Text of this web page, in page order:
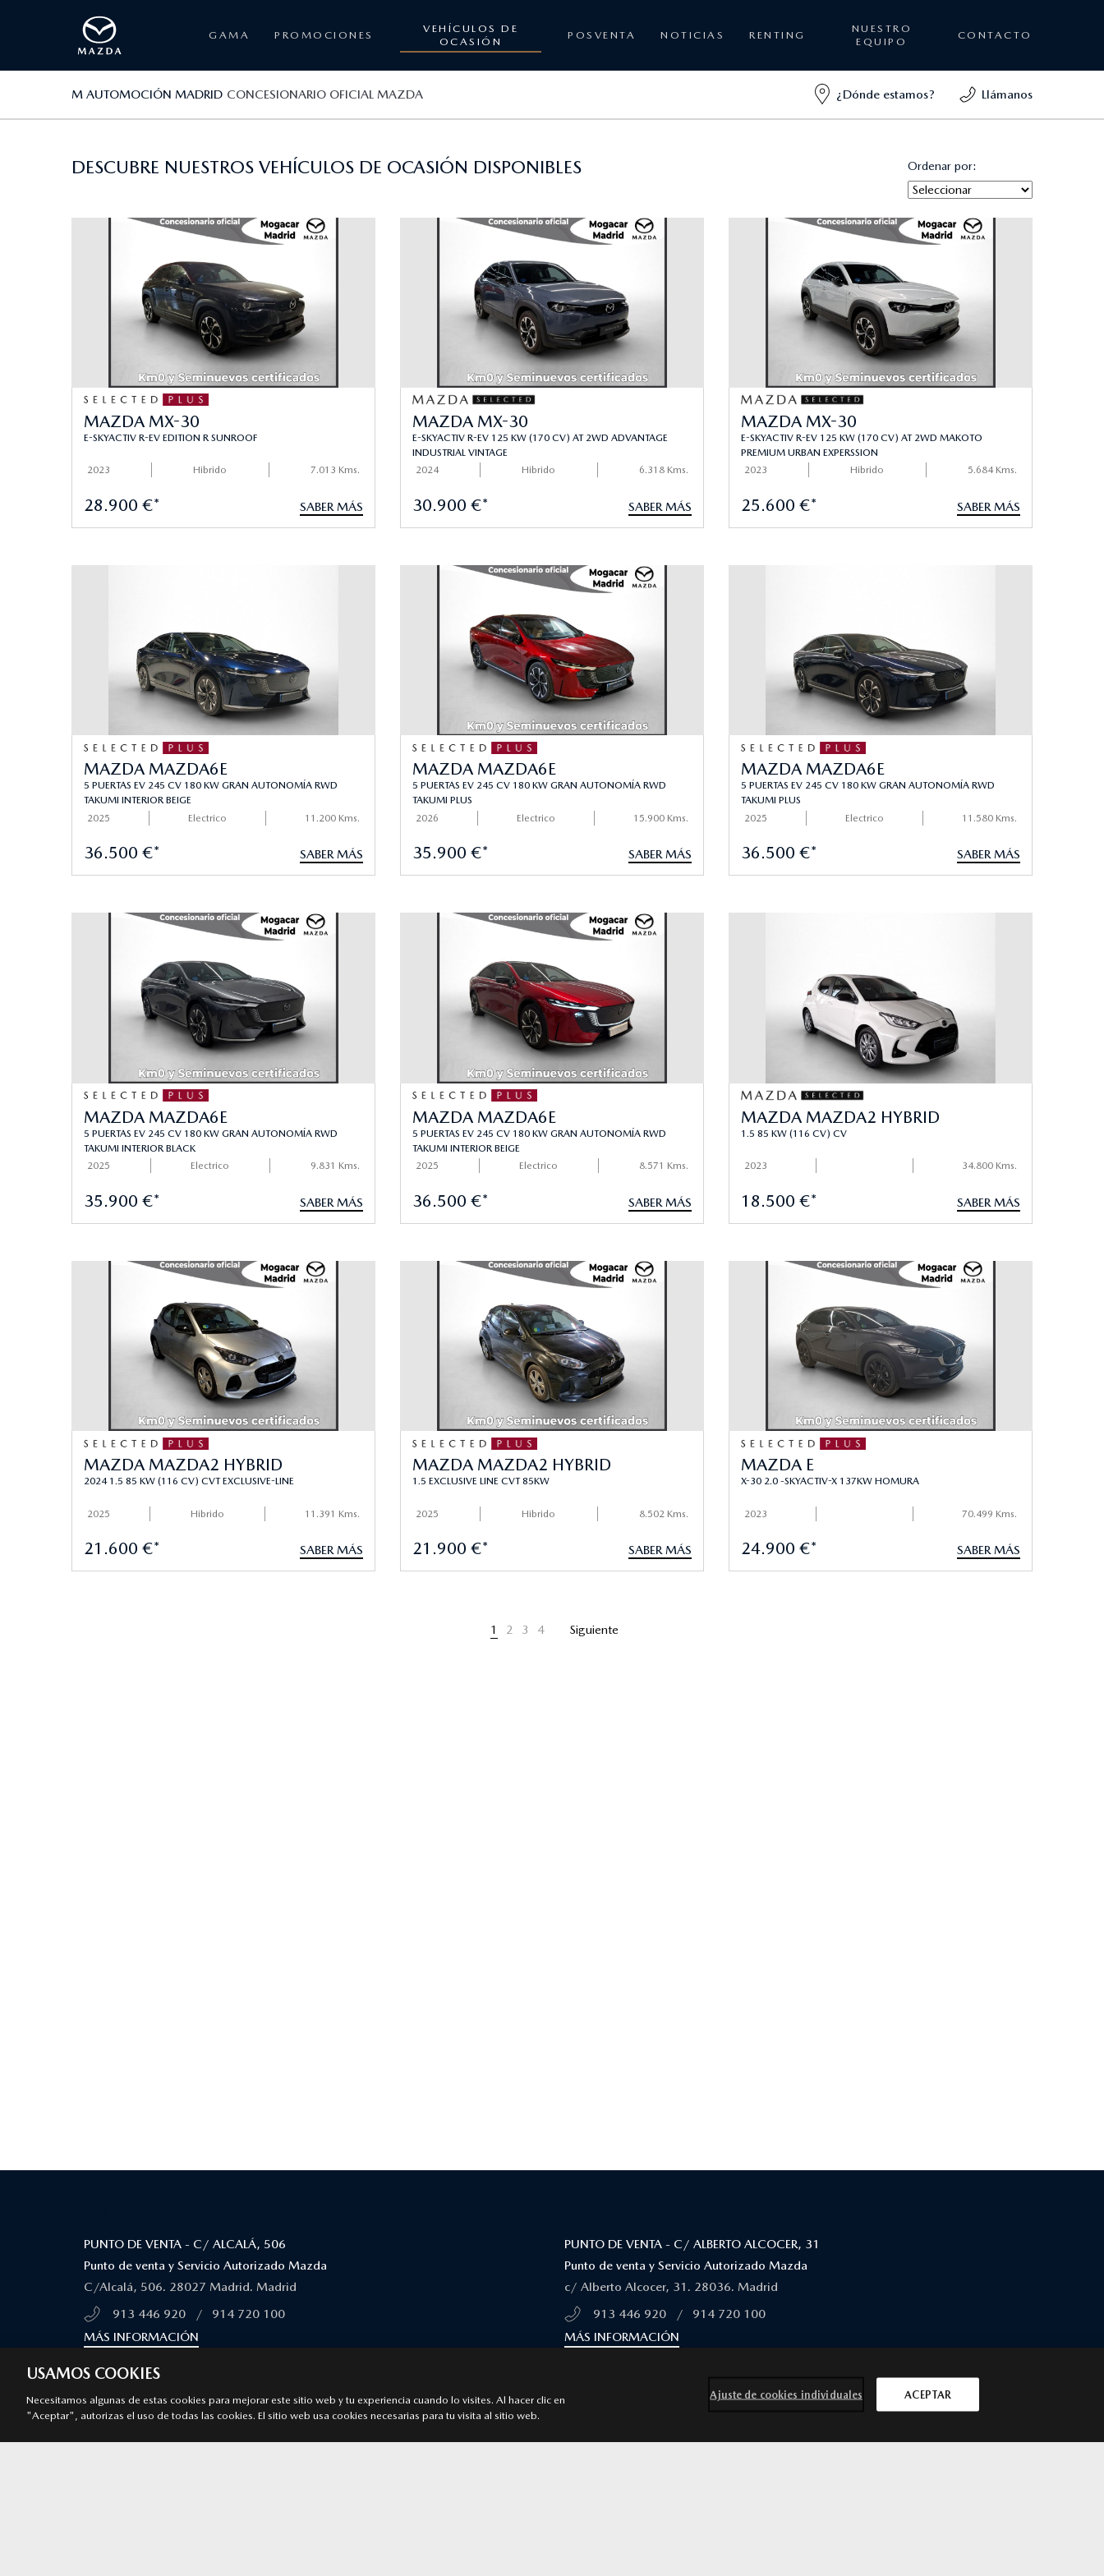
GAMA PROMOCIONES
VEHÍCULOS DE
OCASIÓN
POSVENTA NOTICIAS RENTING
NUESTRO
EQUIPO
CONTACTO
M AUTOMOCIÓN MADRID CONCESIONARIO OFICIAL MAZDA ¿Dónde estamos? Llámanos
DESCUBRE NUESTROS VEHÍCULOS DE OCASIÓN DISPONIBLES Ordenar por:
MAZDA MX-30
E-SKYACTIV R-EV EDITION R SUNROOF
2023 Hibrido 7.013 Kms.
28.900 €* SABER MÁS
MAZDA MX-30
E-SKYACTIV R-EV 125 KW (170 CV) AT 2WD ADVANTAGE
INDUSTRIAL VINTAGE
2024
Hibrido 6.318 Kms.
30.900 €* SABER MÁS
MAZDA MX-30
E-SKYACTIV R-EV 125 KW (170 CV) AT 2WD MAKOTO
PREMIUM URBAN EXPERSSION
2023
Hibrido 5.684 Kms.
25.600 €* SABER MÁS
MAZDA MAZDA6E
5 PUERTAS EV 245 CV 180 KW GRAN AUTONOMÍA RWD
TAKUMI INTERIOR BEIGE
2025
Electrico 11.200 Kms.
36.500 €* SABER MÁS
MAZDA MAZDA6E
5 PUERTAS EV 245 CV 180 KW GRAN AUTONOMÍA RWD
TAKUMI PLUS
2026
Electrico 15.900 Kms.
35.900 €* SABER MÁS
MAZDA MAZDA6E
5 PUERTAS EV 245 CV 180 KW GRAN AUTONOMÍA RWD
TAKUMI PLUS
2025
Electrico 11.580 Kms.
36.500 €* SABER MÁS
MAZDA MAZDA6E
5 PUERTAS EV 245 CV 180 KW GRAN AUTONOMÍA RWD
TAKUMI INTERIOR BLACK
2025
Electrico 9.831 Kms.
35.900 €* SABER MÁS
MAZDA MAZDA6E
5 PUERTAS EV 245 CV 180 KW GRAN AUTONOMÍA RWD
TAKUMI INTERIOR BEIGE
2025
Electrico 8.571 Kms.
36.500 €* SABER MÁS
MAZDA MAZDA2 HYBRID
1.5 85 KW (116 CV) CV
2023 34.800 Kms.
18.500 €* SABER MÁS
MAZDA MAZDA2 HYBRID
2024 1.5 85 KW (116 CV) CVT EXCLUSIVE-LINE
2025 Hibrido 11.391 Kms.
21.600 €* SABER MÁS
MAZDA MAZDA2 HYBRID
1.5 EXCLUSIVE LINE CVT 85KW
2025 Hibrido 8.502 Kms.
21.900 €* SABER MÁS
MAZDA E
X-30 2.0 -SKYACTIV-X 137KW HOMURA
2023 70.499 Kms.
24.900 €* SABER MÁS
1 2 3 4 Siguiente
PUNTO DE VENTA - C/ ALCALÁ, 506
Punto de venta y Servicio Autorizado Mazda
C/Alcalá, 506. 28027 Madrid. Madrid
913 446 920
/
914 720 100
MÁS INFORMACIÓN
PUNTO DE VENTA - C/ ALBERTO ALCOCER, 31
Punto de venta y Servicio Autorizado Mazda
c/ Alberto Alcocer, 31. 28036. Madrid
913 446 920
/
914 720 100
MÁS INFORMACIÓN
PUNTO DE VENTA - C/ NARVÁEZ, 80
Punto de venta y Servicio Autorizado Mazda
c/ Narváez, 80 28009 Madrid. Madrid
PUNTO DE VENTA - CTRA DE FUENCARRAL, 4 ALCOBENDAS (DENTRO DE
CENTRO COMERCIAL RIO NORTE)
USAMOS COOKIES
Necesitamos algunas de estas cookies para mejorar este sitio web y tu experiencia cuando lo visites. Al hacer clic en
"Aceptar", autorizas el uso de todas las cookies. El sitio web usa cookies necesarias para tu visita al sitio web.
Ajuste de cookies individuales ACEPTAR